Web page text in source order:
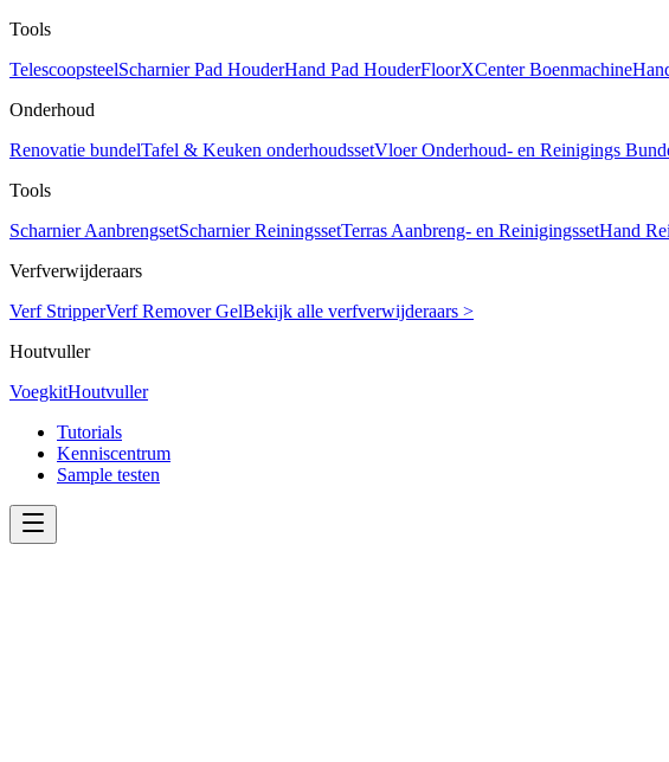
Tools
TelescoopsteelScharnier Pad HouderHand Pad HouderFloorXCenter Boenmachine
Onderhoud
Renovatie bundelTafel & Keuken onderhoudssetVloer Onderhoud- en Reinigings
Tools
Scharnier AanbrengsetScharnier ReiningssetTerras Aanbreng- en ReinigingssetHand
Verfverwijderaars
Verf StripperVerf Remover GelBekijk alle verfverwijderaars >
Houtvuller
VoegkitHoutvuller
Tutorials
Kenniscentrum
Sample testen